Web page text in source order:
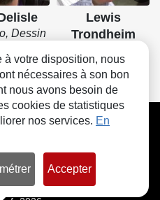
Dessin
Lewis
Trondheim
Cookies
à votre disposition, nous
nécessaires à son bon
nous avons besoin de
cookies de statistiques
nos services. En
Accepter